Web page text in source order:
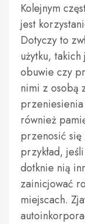
Kolejnym
jest
Dotyczy to
użytku,
obuwie czy
nimi z osobą
przeniesienia
również
przenosić się
przykład,
dotknie nią
zainicjować
miejscach.